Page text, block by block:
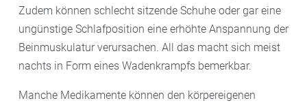
Zudem können schlecht sitzende Schuhe oder gar eine
ungünstige Schlafposition eine erhöhte Anspannung der
Beinmuskulatur verursachen. All das macht sich meist
nachts in Form eines Wadenkrampfs bemerkbar.
Manche Medikamente können den körpereigenen